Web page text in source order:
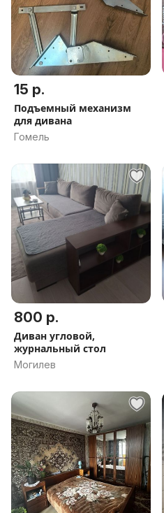
15 р.
Подъемный механизм
для дивана
Гомель
800 р.
Диван угловой,
журнальный стол
Могилев